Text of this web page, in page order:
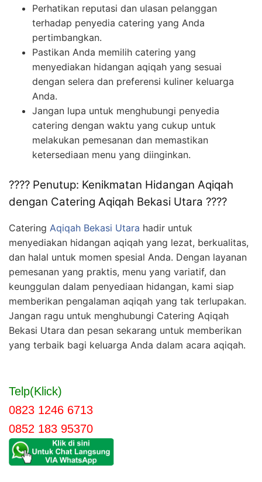
Perhatikan reputasi dan ulasan pelanggan
terhadap penyedia catering yang Anda
pertimbangkan.
Pastikan Anda memilih catering yang
menyediakan hidangan aqiqah yang sesuai
dengan selera dan preferensi kuliner keluarga
Anda.
Jangan lupa untuk menghubungi penyedia
catering dengan waktu yang cukup untuk
melakukan pemesanan dan memastikan
ketersediaan menu yang diinginkan.
???? Penutup: Kenikmatan Hidangan Aqiqah
dengan Catering Aqiqah Bekasi Utara ????
Catering Aqiqah Bekasi Utara hadir untuk
menyediakan hidangan aqiqah yang lezat, berkualitas,
dan halal untuk momen spesial Anda. Dengan layanan
pemesanan yang praktis, menu yang variatif, dan
keunggulan dalam penyediaan hidangan, kami siap
memberikan pengalaman aqiqah yang tak terlupakan.
Jangan ragu untuk menghubungi Catering Aqiqah
Bekasi Utara dan pesan sekarang untuk memberikan
yang terbaik bagi keluarga Anda dalam acara aqiqah.
Telp(Klick)
0823 1246 6713
0852 183 95370